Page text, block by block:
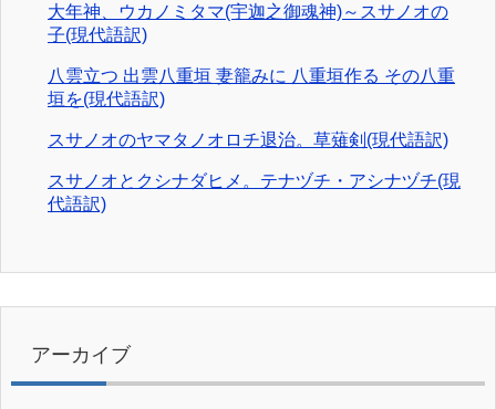
大年神、ウカノミタマ(宇迦之御魂神)～スサノオの
子(現代語訳)
八雲立つ 出雲八重垣 妻籠みに 八重垣作る その八重
垣を(現代語訳)
スサノオのヤマタノオロチ退治。草薙剣(現代語訳)
スサノオとクシナダヒメ。テナヅチ・アシナヅチ(現
代語訳)
アーカイブ